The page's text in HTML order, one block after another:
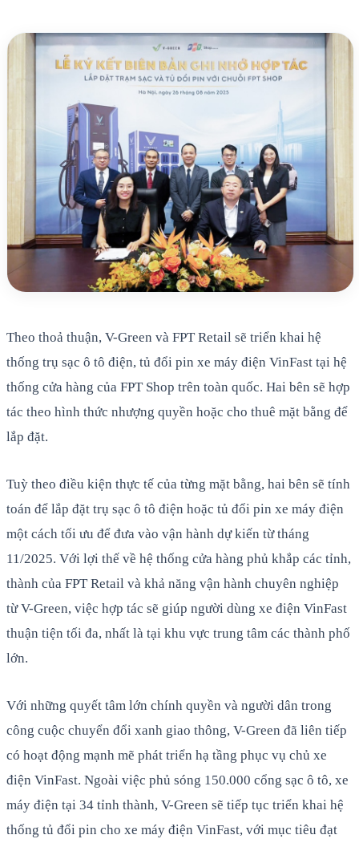
Theo thoả thuận, V-Green và FPT Retail sẽ triển khai hệ
thống trụ sạc ô tô điện, tủ đổi pin xe máy điện VinFast tại hệ
thống cửa hàng của FPT Shop trên toàn quốc. Hai bên sẽ hợp
tác theo hình thức nhượng quyền hoặc cho thuê mặt bằng để
lắp đặt.
Tuỳ theo điều kiện thực tế của từng mặt bằng, hai bên sẽ tính
toán để lắp đặt trụ sạc ô tô điện hoặc tủ đổi pin xe máy điện
một cách tối ưu để đưa vào vận hành dự kiến từ tháng
11/2025. Với lợi thế về hệ thống cửa hàng phủ khắp các tỉnh,
thành của FPT Retail và khả năng vận hành chuyên nghiệp
từ V-Green, việc hợp tác sẽ giúp người dùng xe điện VinFast
thuận tiện tối đa, nhất là tại khu vực trung tâm các thành phố
lớn.
Với những quyết tâm lớn chính quyền và người dân trong
công cuộc chuyển đổi xanh giao thông, V-Green đã liên tiếp
có hoạt động mạnh mẽ phát triển hạ tầng phục vụ chủ xe
điện VinFast. Ngoài việc phủ sóng 150.000 cổng sạc ô tô, xe
máy điện tại 34 tỉnh thành, V-Green sẽ tiếp tục triển khai hệ
thống tủ đổi pin cho xe máy điện VinFast, với mục tiêu đạt